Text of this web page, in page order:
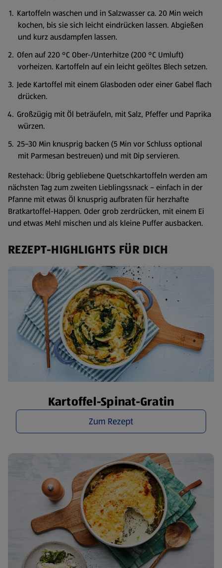
Kartoffeln waschen und in Salzwasser ca. 20 Min weich
kochen, bis sie sich leicht eindrücken lassen. Abgießen
und kurz ausdampfen lassen.
Ofen auf 220 °C Ober-/Unterhitze (200 °C Umluft)
vorheizen. Kartoffeln auf ein leicht geöltes Blech setzen.
Jede Kartoffel mit einem Glasboden oder einer Gabel flach
drücken.
Großzügig mit Öl beträufeln, mit Salz, Pfeffer und Paprika
würzen.
25–30 Min knusprig backen (5 Min vor Schluss optional
mit Parmesan bestreuen) und mit Dip servieren.
Restehack: Übrig gebliebene Quetschkartoffeln werden am
nächsten Tag zum zweiten Lieblingssnack – einfach in der
Pfanne mit etwas Öl knusprig aufbraten für herzhafte
Bratkartoffel-Happen. Oder grob zerdrücken, mit einem Ei
und etwas Mehl mischen und als kleine Puffer ausbacken.
REZEPT-HIGHLIGHTS FÜR DICH
Kartoffel-Spinat-Gratin
Zum Rezept